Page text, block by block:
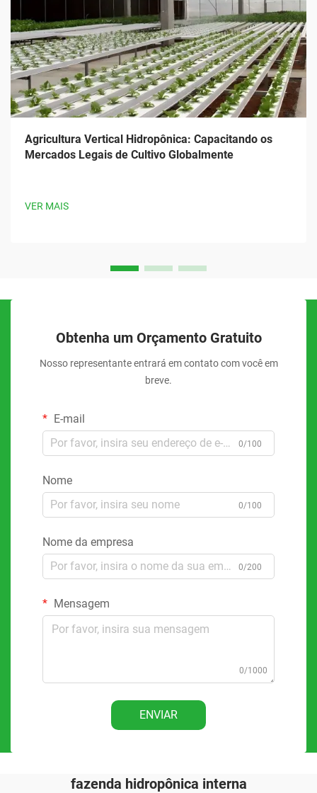
Agricultura Vertical Hidropônica: Capacitando os
Mercados Legais de Cultivo Globalmente
VER MAIS
Obtenha um Orçamento Gratuito
Nosso representante entrará em contato com você em
breve.
E-mail
0/100
Nome
0/100
Nome da empresa
0/200
Mensagem
0/1000
ENVIAR
fazenda hidropônica interna